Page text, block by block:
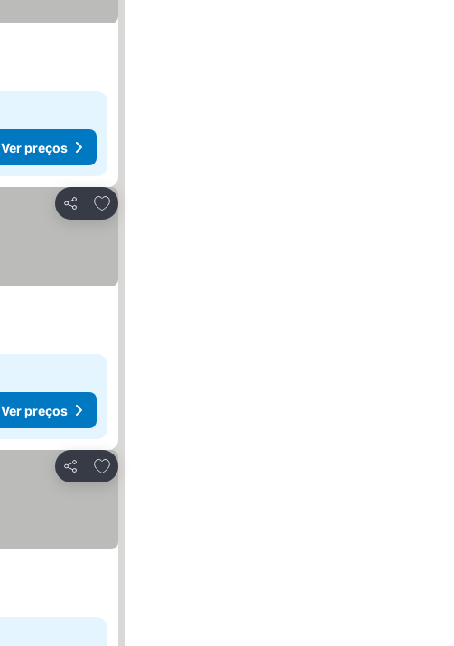
Ver preços
Partilhar
Adicionar aos favoritos
Ver preços
Partilhar
Adicionar aos favoritos